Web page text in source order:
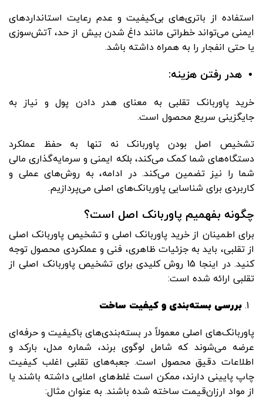
استفاده از باتری‌های بی‌کیفیت و عدم رعایت استانداردهای
ایمنی می‌تواند خطراتی مانند داغ شدن بیش از حد، آتش‌سوزی
یا حتی انفجار را به همراه داشته باشد.
هدر رفتن هزینه:
خرید پاوربانک تقلبی به معنای هدر دادن پول و نیاز به
جایگزینی سریع محصول است.
تشخیص اصل بودن پاوربانک نه تنها به حفظ عملکرد
دستگاه‌های شما کمک می‌کند، بلکه ایمنی و سرمایه‌گذاری مالی
شما را نیز تضمین می‌کند. در ادامه، به روش‌های عملی و
کاربردی برای شناسایی پاوربانک‌های اصلی می‌پردازیم.
چگونه بفهمیم پاوربانک اصل است؟
برای اطمینان از خرید پاوربانک اصلی و تشخیص پاوربانک اصلی
از تقلبی، باید به جزئیات ظاهری، فنی و عملکردی محصول توجه
کنید. در اینجا 15 روش کلیدی برای تشخیص پاوربانک اصلی از
تقلبی ارائه شده است:
بررسی بسته‌بندی و کیفیت ساخت
پاوربانک‌های اصلی معمولاً در بسته‌بندی‌های باکیفیت و حرفه‌ای
عرضه می‌شوند که شامل لوگوی برند، شماره مدل، بارکد و
اطلاعات دقیق محصول است. جعبه‌های تقلبی اغلب کیفیت
چاپ پایینی دارند، ممکن است غلط‌های املایی داشته باشند یا
از مواد ارزان‌قیمت ساخته شده باشند. به عنوان مثال: